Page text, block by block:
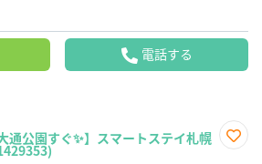
電話する
通公園すぐ✨】スマートステイ札幌